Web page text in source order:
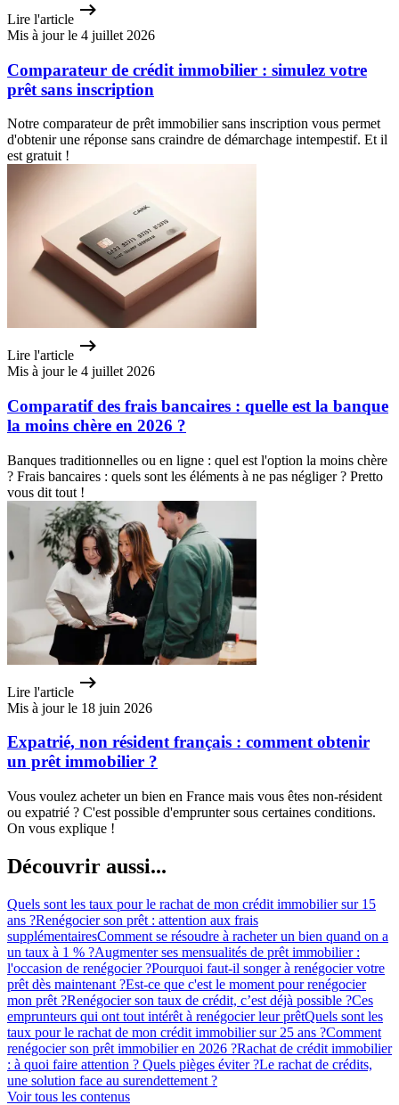
Lire l'article
Mis à jour le 4 juillet 2026
Comparateur de crédit immobilier : simulez votre
prêt sans inscription
Notre comparateur de prêt immobilier sans inscription vous permet
d'obtenir une réponse sans craindre de démarchage intempestif. Et il
est gratuit !
Lire l'article
Mis à jour le 4 juillet 2026
Comparatif des frais bancaires : quelle est la banque
la moins chère en 2026 ?
Banques traditionnelles ou en ligne : quel est l'option la moins chère
? Frais bancaires : quels sont les éléments à ne pas négliger ? Pretto
vous dit tout !
Lire l'article
Mis à jour le 18 juin 2026
Expatrié, non résident français : comment obtenir
un prêt immobilier ?
Vous voulez acheter un bien en France mais vous êtes non-résident
ou expatrié ? C'est possible d'emprunter sous certaines conditions.
On vous explique !
Découvrir aussi...
Quels sont les taux pour le rachat de mon crédit immobilier sur 15
ans ?Renégocier son prêt : attention aux frais
supplémentairesComment se résoudre à racheter un bien quand on a
un taux à 1 % ?Augmenter ses mensualités de prêt immobilier :
l'occasion de renégocier ?Pourquoi faut-il songer à renégocier votre
prêt dès maintenant ?Est-ce que c'est le moment pour renégocier
mon prêt ?Renégocier son taux de crédit, c’est déjà possible ?Ces
emprunteurs qui ont tout intérêt à renégocier leur prêtQuels sont les
taux pour le rachat de mon crédit immobilier sur 25 ans ?Comment
renégocier son prêt immobilier en 2026 ?Rachat de crédit immobilier
: à quoi faire attention ? Quels pièges éviter ?Le rachat de crédits,
une solution face au surendettement ?
Voir tous les contenus